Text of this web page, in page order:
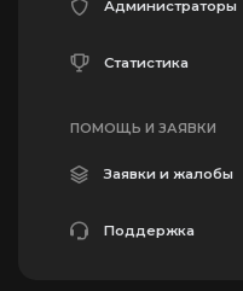
Администраторы
Статистика
ПОМОЩЬ И ЗАЯВКИ
Заявки и жалобы
Поддержка